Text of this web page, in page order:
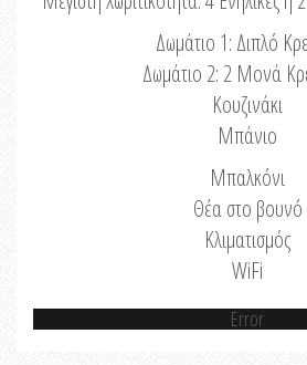
Δωμάτιο 1: Διπλό
Δωμάτιο 2: 2 Μονά
Κουζινάκι
Μπάνιο
Μπαλκόνι
Θέα στο βουνό
Κλιματισμός
WiFi
Error